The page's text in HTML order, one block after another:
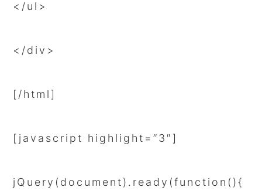
</ul>
</div>
[/html]
[javascript highlight=”3″]
jQuery(document).ready(function(){